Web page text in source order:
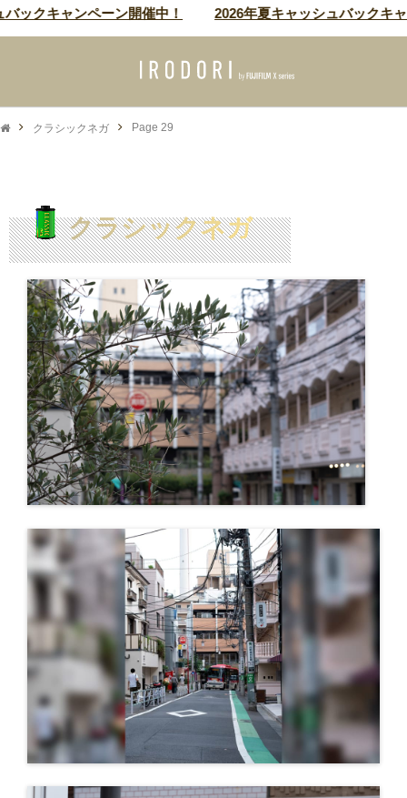
キャンペーン開催中！ 2026年夏キャッシュバックキャンペ
クラシックネガ Page 29
クラシックネガ